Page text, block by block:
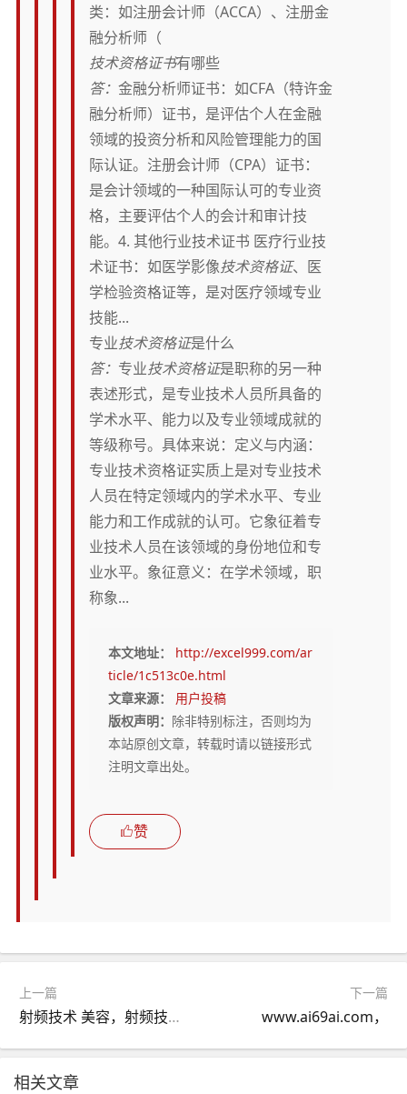
类：如注册会计师（ACCA）、注册金
融分析师（
技术资格证书有哪些
答： 金融分析师证书：如CFA（特许金
融分析师）证书，是评估个人在金融
领域的投资分析和风险管理能力的国
际认证。注册会计师（CPA）证书：
是会计领域的一种国际认可的专业资
格，主要评估个人的会计和审计技
能。4. 其他行业技术证书 医疗行业技
术证书：如医学影像技术资格证、医
学检验资格证等，是对医疗领域专业
技能...
专业技术资格证是什么
答： 专业技术资格证是职称的另一种
表述形式，是专业技术人员所具备的
学术水平、能力以及专业领域成就的
等级称号。具体来说：定义与内涵：
专业技术资格证实质上是对专业技术
人员在特定领域内的学术水平、专业
能力和工作成就的认可。它象征着专
业技术人员在该领域的身份地位和专
业水平。象征意义：在学术领域，职
称象...
本文地址：
http://excel999.com/ar
ticle/1c513c0e.html
文章来源：
用户投稿
版权声明： 除非特别标注，否则均为
本站原创文章，转载时请以链接形式
注明文章出处。
赞
上一篇
射频技术 美容，射频技术美容
下一篇
www.ai69ai.com，
相关文章